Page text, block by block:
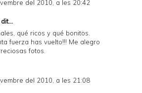
del 2010, a les 20:42
qué ricos y qué bonitos.
fuerza has vuelto!!! Me alegro
fotos.
del 2010, a les 21:08